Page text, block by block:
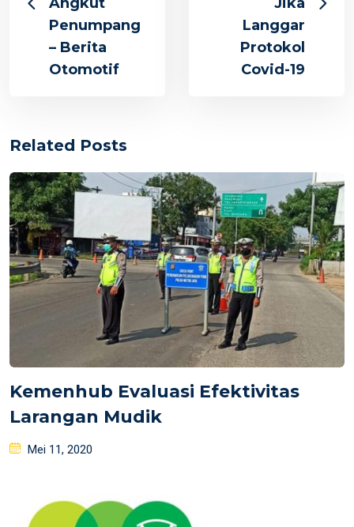
Penumpang
– Berita
Otomotif
Langgar
Protokol
Covid-19
Related Posts
Kemenhub Evaluasi Efektivitas
Larangan Mudik
Posted
Mei 11, 2020